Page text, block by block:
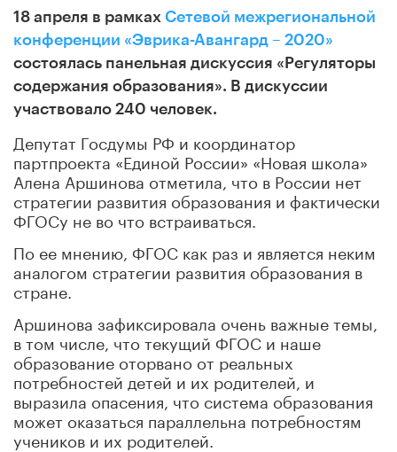
18 апреля в рамках Сетевой межрегиональной
конференции «Эврика-Авангард – 2020»
состоялась панельная дискуссия «Регуляторы
содержания образования». В дискуссии
участвовало 240 человек.
Депутат Госдумы РФ и координатор
партпроекта «Единой России» «Новая школа»
Алена Аршинова отметила, что в России нет
стратегии развития образования и фактически
ФГОСу не во что встраиваться.
По ее мнению, ФГОС как раз и является неким
аналогом стратегии развития образования в
стране.
Аршинова зафиксировала очень важные темы,
в том числе, что текущий ФГОС и наше
образование оторвано от реальных
потребностей детей и их родителей, и
выразила опасения, что система образования
может оказаться параллельна потребностям
учеников и их родителей.